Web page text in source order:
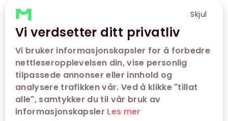
Skjul
Vi verdsetter ditt privatliv
Vi bruker informasjonskapsler for å forbedre
nettleseropplevelsen din, vise personlig
tilpassede annonser eller innhold og
analysere trafikken vår. Ved å klikke "tillat
alle", samtykker du til vår bruk av
informasjonskapsler Les mer